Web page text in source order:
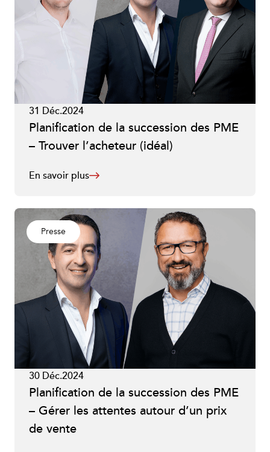
31 Déc.2024
Planification de la succession des PME
– Trouver l’acheteur (idéal)
En savoir plus
Presse
30 Déc.2024
Planification de la succession des PME
– Gérer les attentes autour d’un prix
de vente